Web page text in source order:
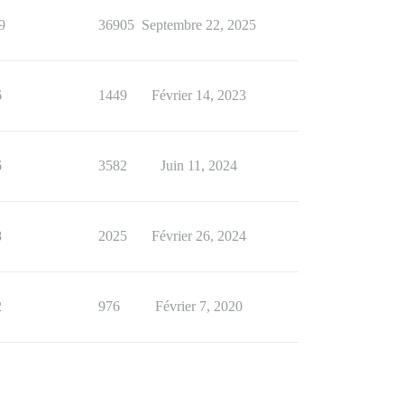
36905 Septembre 22, 2025
1449 Février 14, 2023
3582 Juin 11, 2024
2025 Février 26, 2024
976 Février 7, 2020